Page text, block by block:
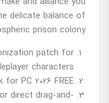
delicate balance of
prison colony.
patch for
characters
PC 2026 FREE
direct drag-and-